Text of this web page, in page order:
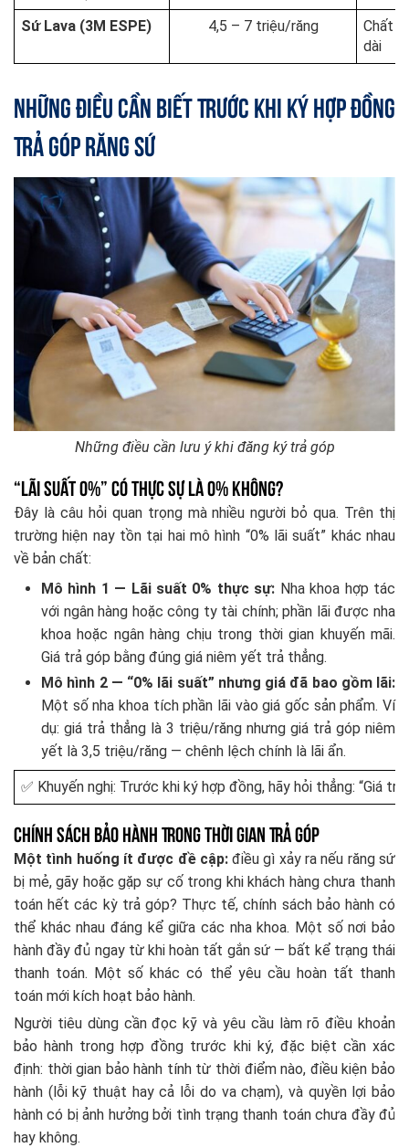
Sứ Lava (3M ESPE)
4,5 – 7 triệu/răng
Chất
dài
Những Điều Cần Biết Trước Khi Ký Hợp Đồng
Trả Góp Răng Sứ
Những điều cần lưu ý khi đăng ký trả góp
“Lãi Suất 0%” Có Thực Sự Là 0% Không?
Đây là câu hỏi quan trọng mà nhiều người bỏ qua. Trên thị
trường hiện nay tồn tại hai mô hình “0% lãi suất” khác nhau
về bản chất:
Mô hình 1 — Lãi suất 0% thực sự: Nha khoa hợp tác
với ngân hàng hoặc công ty tài chính; phần lãi được nha
khoa hoặc ngân hàng chịu trong thời gian khuyến mãi.
Giá trả góp bằng đúng giá niêm yết trả thẳng.
Mô hình 2 — “0% lãi suất” nhưng giá đã bao gồm lãi:
Một số nha khoa tích phần lãi vào giá gốc sản phẩm. Ví
dụ: giá trả thẳng là 3 triệu/răng nhưng giá trả góp niêm
yết là 3,5 triệu/răng — chênh lệch chính là lãi ẩn.
✅ Khuyến nghị: Trước khi ký hợp đồng, hãy hỏi thẳng: “Giá
Chính Sách Bảo Hành Trong Thời Gian Trả Góp
Một tình huống ít được đề cập:điều gì xảy ra nếu răng sứ
bị mẻ, gãy hoặc gặp sự cố trong khi khách hàng chưa thanh
toán hết các kỳ trả góp? Thực tế, chính sách bảo hành có
thể khác nhau đáng kể giữa các nha khoa. Một số nơi bảo
hành đầy đủ ngay từ khi hoàn tất gắn sứ — bất kể trạng thái
thanh toán. Một số khác có thể yêu cầu hoàn tất thanh
toán mới kích hoạt bảo hành.
Người tiêu dùng cần đọc kỹ và yêu cầu làm rõ điều khoản
bảo hành trong hợp đồng trước khi ký, đặc biệt cần xác
định: thời gian bảo hành tính từ thời điểm nào, điều kiện bảo
hành (lỗi kỹ thuật hay cả lỗi do va chạm), và quyền lợi bảo
hành có bị ảnh hưởng bởi tình trạng thanh toán chưa đầy đủ
hay không.